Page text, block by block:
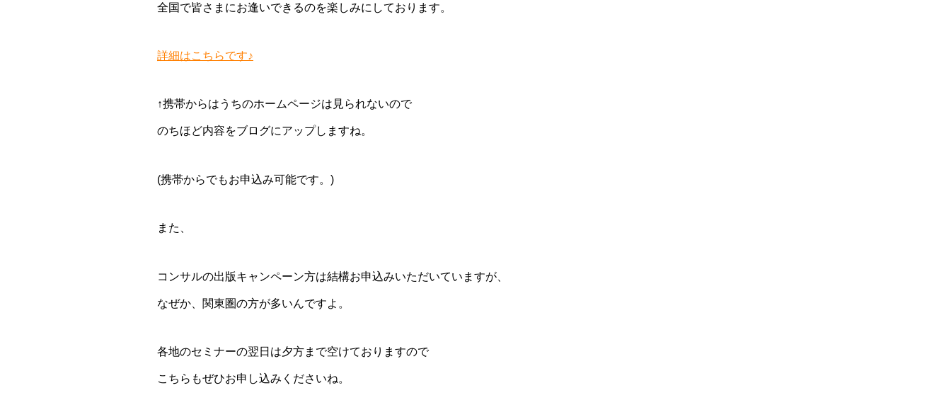
全国で皆さまにお逢いできるのを楽しみにしております。
詳細はこちらです♪
↑携帯からはうちのホームページは見られないので
のちほど内容をブログにアップしますね。
(携帯からでもお申込み可能です。)
また、
コンサルの出版キャンペーン方は結構お申込みいただいていますが、
なぜか、関東圏の方が多いんですよ。
各地のセミナーの翌日は夕方まで空けておりますので
こちらもぜひお申し込みくださいね。